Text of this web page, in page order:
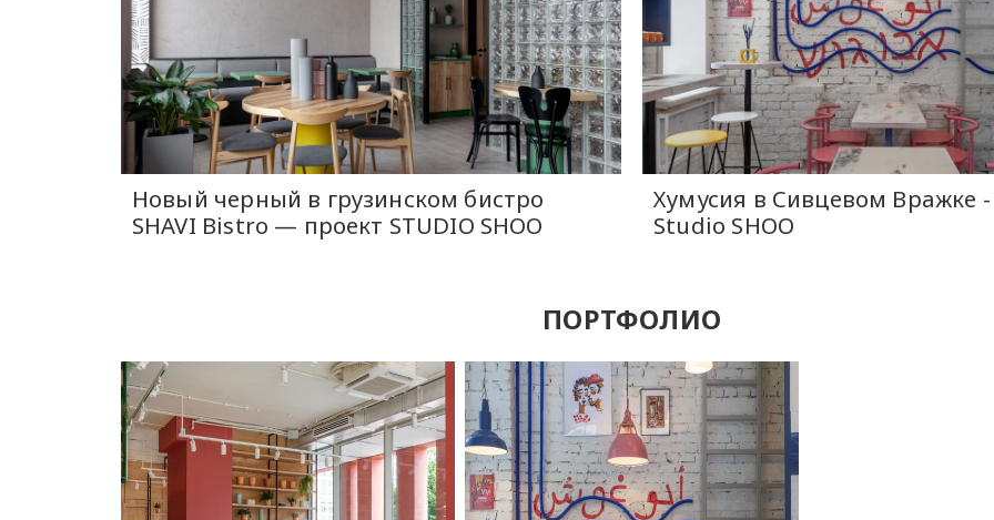
Новый черный в грузинском бистро
SHAVI Bistro — проект STUDIO SHOO
Хумусия в Сивцевом Вражке
Studio SHOO
ПОРТФОЛИО